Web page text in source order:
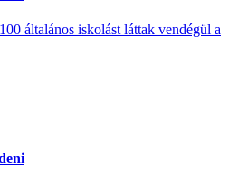
általános iskolást láttak vendégül a